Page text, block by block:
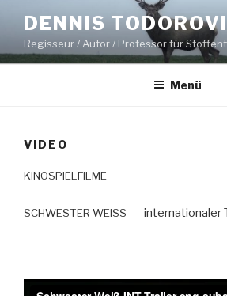
Inhalt
springen
DENNIS
Regisseur / Autor / Professor für
Menü
VIDEO
KINOSPIELFILME
SCHWESTER WEISS — inter­na­tionaler